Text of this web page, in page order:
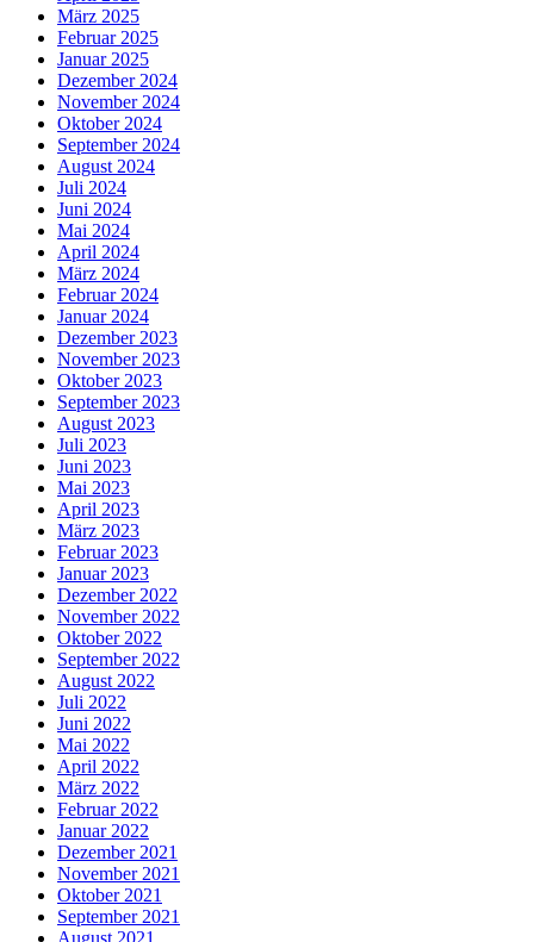
März 2025
Februar 2025
Januar 2025
Dezember 2024
November 2024
Oktober 2024
September 2024
August 2024
Juli 2024
Juni 2024
Mai 2024
April 2024
März 2024
Februar 2024
Januar 2024
Dezember 2023
November 2023
Oktober 2023
September 2023
August 2023
Juli 2023
Juni 2023
Mai 2023
April 2023
März 2023
Februar 2023
Januar 2023
Dezember 2022
November 2022
Oktober 2022
September 2022
August 2022
Juli 2022
Juni 2022
Mai 2022
April 2022
März 2022
Februar 2022
Januar 2022
Dezember 2021
November 2021
Oktober 2021
September 2021
August 2021